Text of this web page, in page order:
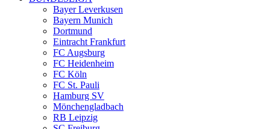
Bayer Leverkusen
Bayern Munich
Dortmund
Eintracht Frankfurt
FC Augsburg
FC Heidenheim
FC Köln
FC St. Pauli
Hamburg SV
Mönchengladbach
RB Leipzig